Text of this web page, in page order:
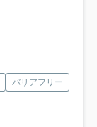
バリアフリー